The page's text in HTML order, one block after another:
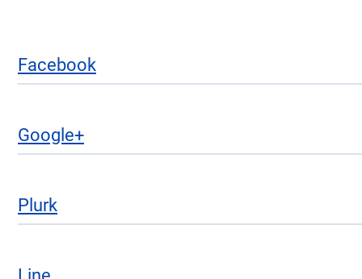
Facebook
Google+
Plurk